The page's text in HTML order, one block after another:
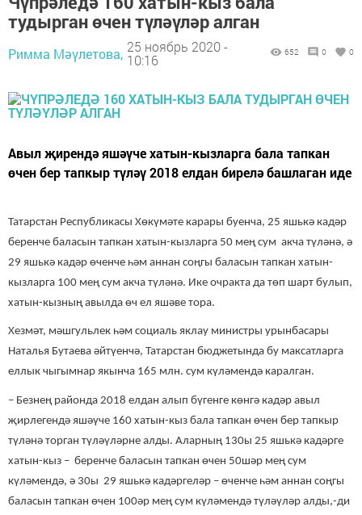
тудырган өчен түләүләр алган
Римма Мәүлетова, 25 ноябрь 2020 -
10:16
652 0 0
Авыл җирендә яшәүче хатын-кызларга бала тапкан
өчен бер тапкыр түләү 2018 елдан бирелә башлаган иде
Татарстан Республикасы Хөкүмәте карары буенча, 25 яшькә кадәр
беренче баласын тапкан хатын-кызларга 50 мең сум акча түләнә, ә
29 яшькә кадәр өченче һәм аннан соңгы баласын тапкан хатын-
кызларга 100 мең сум акча түләнә. Ике очракта да төп шарт булып,
хатын-кызның авылда өч ел яшәве тора.
Хезмәт, мәшгульлек һәм социаль яклау министры урынбасары
Наталья Бутаева әйтүенчә, Татарстан бюджетында бу максатларга
еллык чыгымнар якынча 165 млн. сум күләмендә каралган.
– Безнең районда 2018 елдан алып бүгенге көнгә кадәр авыл
җирлегендә яшәүче 160 хатын-кыз бала тапкан өчен бер тапкыр
түләнә торган түләүләрне алды. Аларның 130ы 25 яшькә кадәрге
хатын-кыз – беренче баласын тапкан өчен 50шәр мең сум
күләмендә, ә 30ы 29 яшькә кадәргеләр – өченче һәм аннан соңгы
баласын тапкан өчен 100әр мең сум күләмендә түләүләр алды,-ди